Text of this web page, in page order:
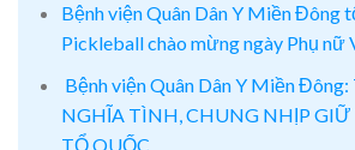
Bệnh viện Quân Dân Y Miền Đông
Pickleball chào mừng ngày Phụ
Bệnh viện Quân Dân Y Miền
NGHĨA TÌNH, CHUNG NHỊP GIỮ
TỔ QUỐC